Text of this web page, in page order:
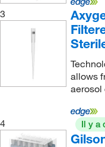
Orifice large
Pipetman
Pipetman
Pipetman Tipack
Promega(6)
3
allows
aerosol
4 Il y a